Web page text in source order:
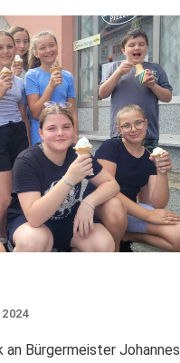
2024
an Bürgermeister Johannes